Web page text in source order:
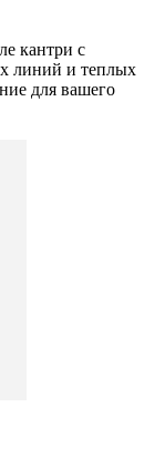
кантри с
линий и теплых
для вашего